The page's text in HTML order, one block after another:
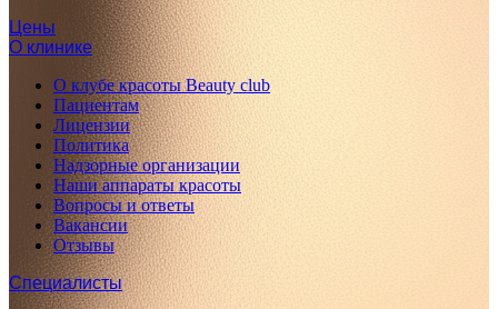
Цены
О клинике
О клубе красоты Beauty club
Пациентам
Лицензии
Политика
Надзорные организации
Наши аппараты красоты
Вопросы и ответы
Вакансии
Отзывы
Специалисты